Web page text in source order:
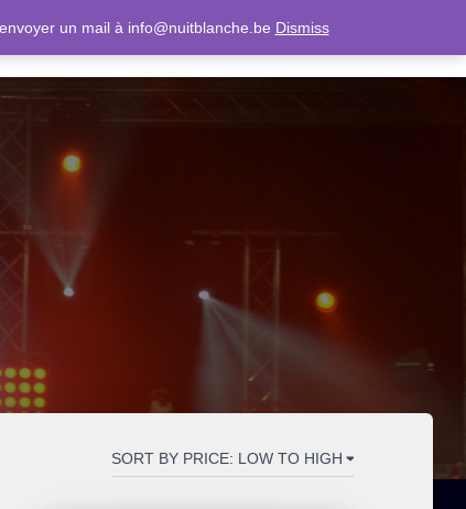
NOS NEWS & RÉFÉRENCES
un mail à info@nuitblanche.be Dismiss